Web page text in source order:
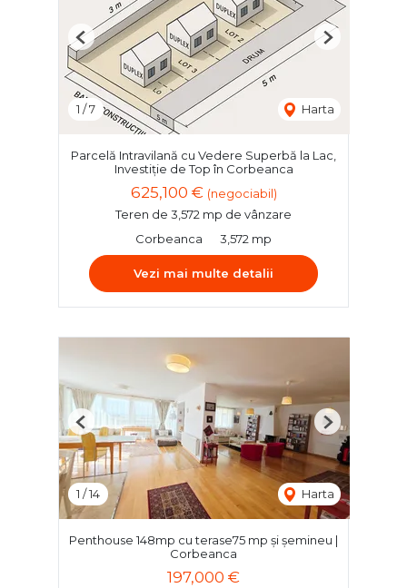
1 /7 Harta
Previous Next
Parcelă Intravilană cu Vedere Superbă la Lac,
Investiție de Top în Corbeanca
625,100 € (negociabil)
Teren de 3,572 mp de vânzare
Corbeanca
3,572 mp
Vezi mai multe detalii
1 /14 Harta
Previous Next
Penthouse 148mp cu terase75 mp și șemineu |
Corbeanca
197,000 €